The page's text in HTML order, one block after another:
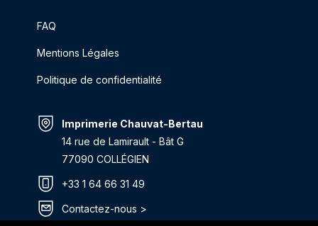
FAQ
Mentions Légales
Politique de confidentialité
Imprimerie Chauvat-Bertau
14 rue de Lamirault - Bât G
77090 COLLÉGIEN
+33 1 64 66 31 49
Contactez-nous >